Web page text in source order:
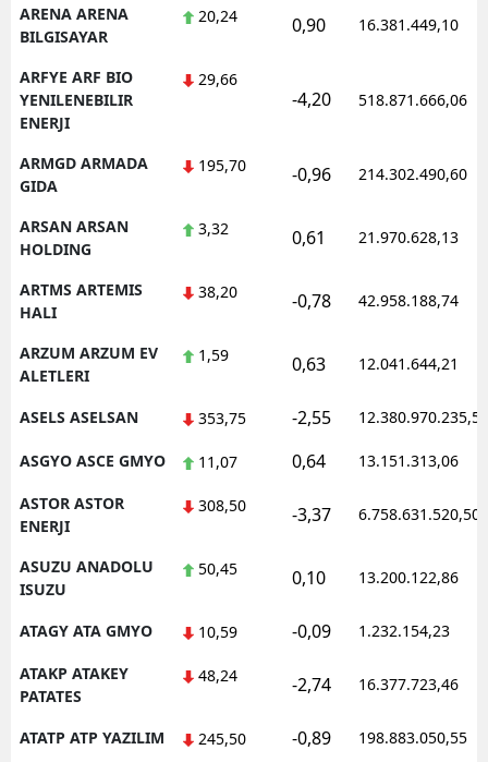
ARENA ARENA
BILGISAYAR
20,24 0,90 16.381.449,10
ARFYE ARF BIO
YENILENEBILIR
ENERJI
29,66
-4,20 518.871.666,06
ARMGD ARMADA
GIDA
195,70 -0,96 214.302.490,60
ARSAN ARSAN
HOLDING
3,32 0,61 21.970.628,13
ARTMS ARTEMIS
HALI
38,20 -0,78 42.958.188,74
ARZUM ARZUM EV
ALETLERI
1,59 0,63 12.041.644,21
ASELS ASELSAN 353,75 -2,55 12.380.970.235,50
ASGYO ASCE GMYO 11,07 0,64 13.151.313,06
ASTOR ASTOR
ENERJI
308,50 -3,37 6.758.631.520,50
ASUZU ANADOLU
ISUZU
50,45 0,10 13.200.122,86
ATAGY ATA GMYO 10,59 -0,09 1.232.154,23
ATAKP ATAKEY
PATATES
48,24 -2,74 16.377.723,46
ATATP ATP YAZILIM 245,50 -0,89 198.883.050,55